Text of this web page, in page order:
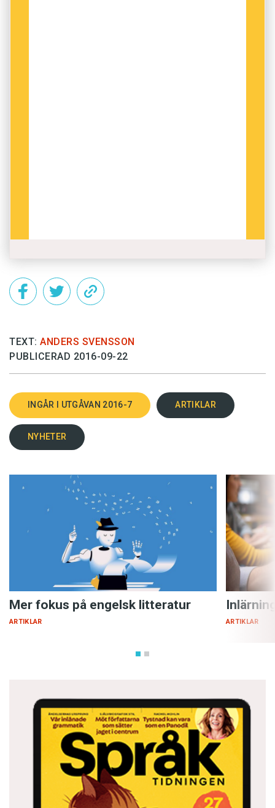
TEXT: ANDERS SVENSSON
PUBLICERAD 2016-09-22
INGÅR I UTGÅVAN 2016-7 ARTIKLAR
NYHETER
Mer fokus på engelsk litteratur
ARTIKLAR ARTIKLAR